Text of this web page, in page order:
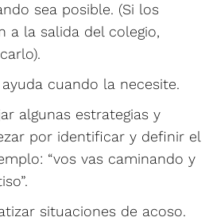
sea posible. (Si los
a la salida del colegio,
cuando la necesite.
algunas estrategias y
por identificar y definir el
“vos vas caminando y
situaciones de acoso.